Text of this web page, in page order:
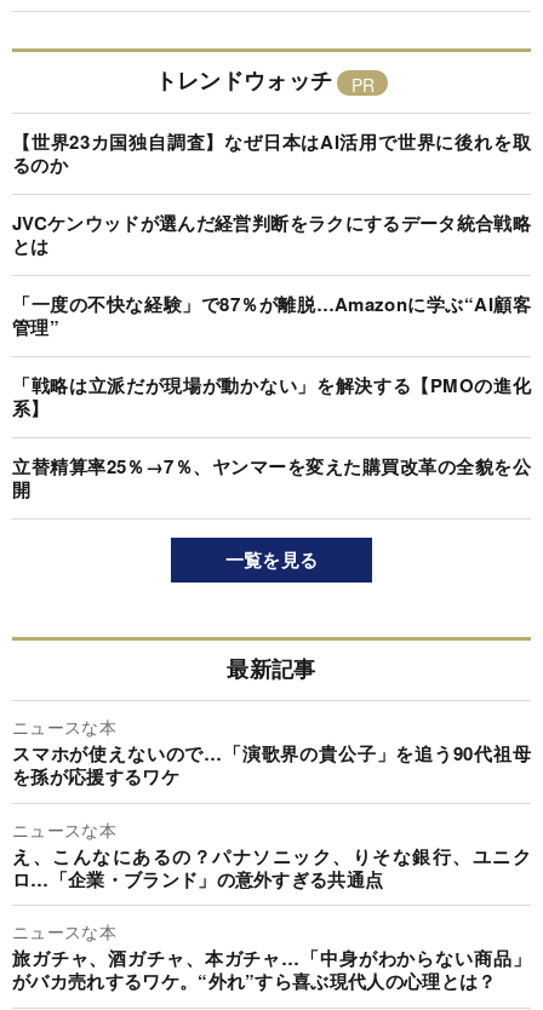
トレンドウォッチ
【世界23カ国独自調査】なぜ日本はAI活用で世界に後れを取
るのか
JVCケンウッドが選んだ経営判断をラクにするデータ統合戦略
とは
「一度の不快な経験」で87％が離脱…Amazonに学ぶ“AI顧客
管理”
「戦略は立派だが現場が動かない」を解決する【PMOの進化
系】
立替精算率25％→7％、ヤンマーを変えた購買改革の全貌を公
開
一覧を見る
最新記事
ニュースな本
スマホが使えないので…「演歌界の貴公子」を追う90代祖母
を孫が応援するワケ
ニュースな本
え、こんなにあるの？パナソニック、りそな銀行、ユニク
ロ…「企業・ブランド」の意外すぎる共通点
ニュースな本
旅ガチャ、酒ガチャ、本ガチャ…「中身がわからない商品」
がバカ売れするワケ。“外れ”すら喜ぶ現代人の心理とは？